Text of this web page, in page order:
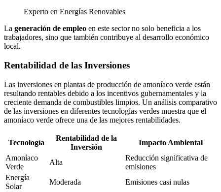
Experto en Energías Renovables
La generación de empleo en este sector no solo beneficia a los
trabajadores, sino que también contribuye al desarrollo económico
local.
Rentabilidad de las Inversiones
Las inversiones en plantas de producción de amoníaco verde están
resultando rentables debido a los incentivos gubernamentales y la
creciente demanda de combustibles limpios. Un análisis comparativo
de las inversiones en diferentes tecnologías verdes muestra que el
amoníaco verde ofrece una de las mejores rentabilidades.
Tecnología
Rentabilidad de la
Inversión
Impacto Ambiental
Amoníaco
Verde
Alta
Reducción significativa de
emisiones
Energía
Solar
Moderada
Emisiones casi nulas